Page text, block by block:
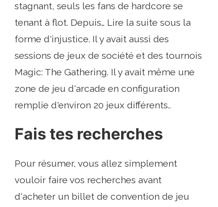
stagnant, seuls les fans de hardcore se
tenant à flot. Depuis… Lire la suite sous la
forme d'injustice. Il y avait aussi des
sessions de jeux de société et des tournois
Magic: The Gathering. Il y avait même une
zone de jeu d'arcade en configuration
remplie d'environ 20 jeux différents..
Fais tes recherches
Pour résumer, vous allez simplement
vouloir faire vos recherches avant
d'acheter un billet de convention de jeu